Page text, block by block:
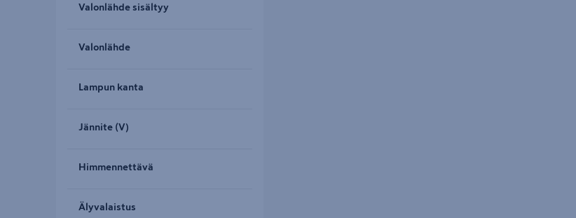
Valonlähde sisältyy
Valonlähde
Lampun kanta
Jännite (V)
Himmennettävä
Älyvalaistus